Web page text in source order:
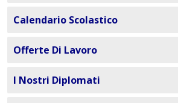
Calendario Scolastico
Offerte Di Lavoro
I Nostri Diplomati